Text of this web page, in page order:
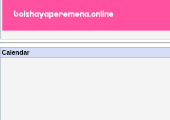
Calendar